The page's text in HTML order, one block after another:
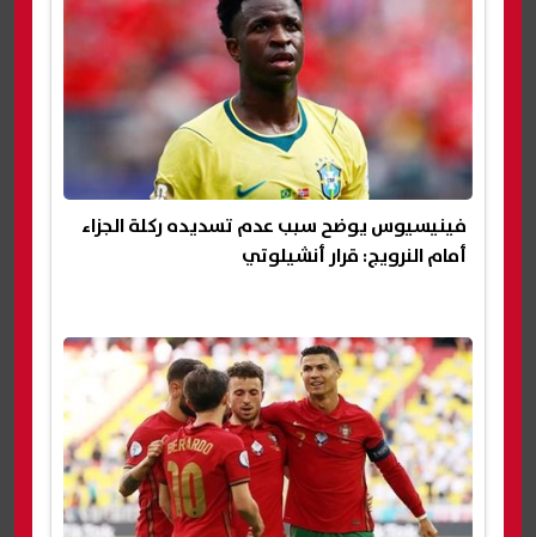
فينيسيوس يوضح سبب عدم تسديده ركلة الجزاء
أمام النرويج: قرار أنشيلوتي